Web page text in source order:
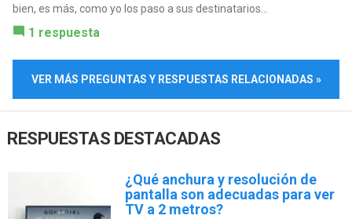
bien, es más, como yo los paso a sus destinatarios...
1 respuesta
VER MÁS PREGUNTAS Y RESPUESTAS RELACIONADAS »
RESPUESTAS DESTACADAS
¿Qué anchura y resolución de
pantalla son adecuadas para ver
TV a 2 metros?